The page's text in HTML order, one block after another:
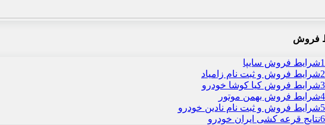
فروش
1شرایط فروش سایپا
2شرایط فروش و ثبت نام زامیاد
3شرایط فروش کیا کوشا خودرو
4شرایط فروش بهمن موتور
5شرایط فروش و ثبت نام نادین خودرو
6نتایج قرعه کشی ایران خودرو